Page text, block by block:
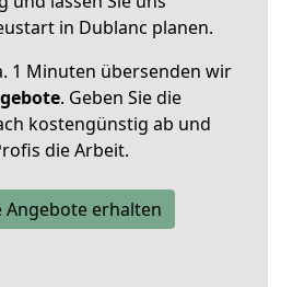
in Dublanc planen.
1 Minuten übersenden wir
. Geben Sie die
kostengünstig ab und
die Arbeit.
Angebote erhalten